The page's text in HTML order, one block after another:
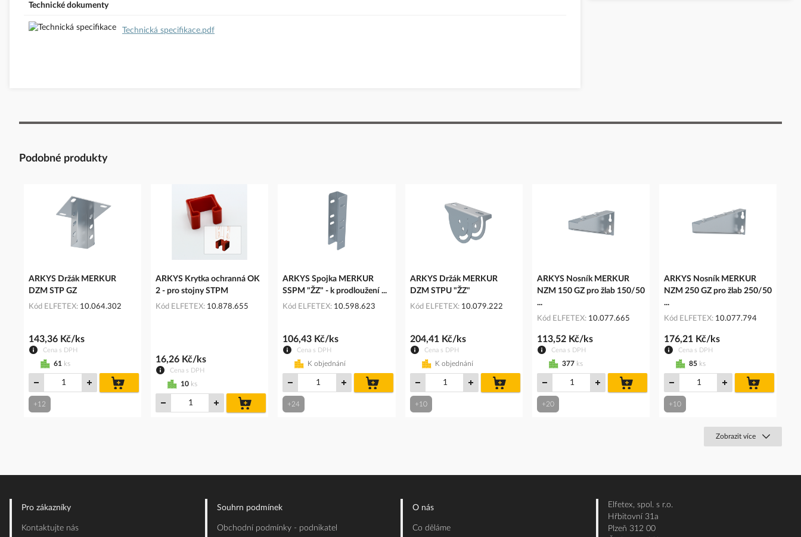
Technické dokumenty
Technická specifikace.pdf
Podobné produkty
ARKYS Držák MERKUR
DZM STP GZ
Kód ELFETEX 10.064.302
Cena s DPH
143,36 Kč/ks
61 ks
košíku
+12
ARKYS Krytka ochranná OK
2 - pro stojny STPM
Kód ELFETEX 10.878.655
Cena s DPH
16,26 Kč/ks
10 ks
košíku
ARKYS Spojka MERKUR
SSPM "ŽZ" - k prodloužení ...
Kód ELFETEX 10.598.623
Cena s DPH
106,43 Kč/ks
K objednání
košíku
+24
ARKYS Držák MERKUR
DZM STPU "ŽZ"
Kód ELFETEX 10.079.222
Cena s DPH
204,41 Kč/ks
K objednání
košíku
+10
ARKYS Nosník MERKUR
NZM 150 GZ pro žlab 150/50
...
Kód ELFETEX 10.077.665
Cena s DPH
113,52 Kč/ks
377 ks
košíku
+20
ARKYS Nosník MERKUR
NZM 250 GZ pro žlab 250/50
...
Kód ELFETEX 10.077.794
Cena s DPH
176,21 Kč/ks
85 ks
košíku
+10
Zobrazit více
Pro zákazníky
Kontaktujte nás
Souhrn podmínek
Obchodní podmínky - podnikatel
O nás
Co děláme
Elfetex, spol. s r.o.
Hřbitovní 31a
Plzeň 312 00